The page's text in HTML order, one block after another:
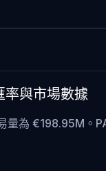
率與市場數據
為 €198.95M。